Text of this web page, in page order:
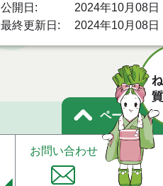
公開日
2024年10月08日
最終更新日
2024年10月08日
ページトップ
お問い合わせ